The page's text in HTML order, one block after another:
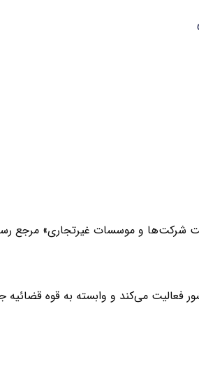
شرکت‌ها و موسسات غیرتجاری» مرجع
فعالیت می‌کند و وابسته به قوه